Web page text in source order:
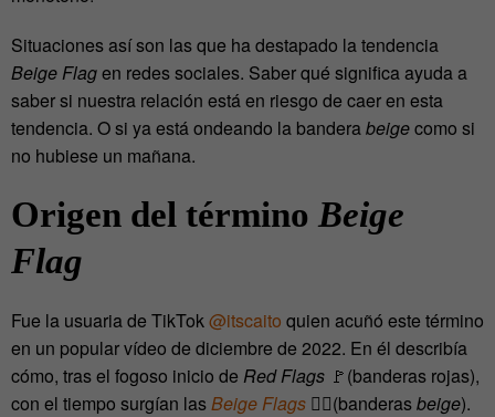
Situaciones así son las que ha destapado la tendencia
Beige Flagen redes sociales. Saber qué significa ayuda a
saber si nuestra relación está en riesgo de caer en esta
tendencia. O si ya está ondeando la bandera beigecomo si
no hubiese un mañana.
Origen del término Beige
Flag
Fue la usuaria de TikTok @itscaito quien acuñó este término
en un popular vídeo de diciembre de 2022. En él describía
cómo, tras el fogoso inicio de Red Flags 🚩(banderas rojas),
con el tiempo surgían lasBeige Flags 🚶‍♀️(banderasbeige).